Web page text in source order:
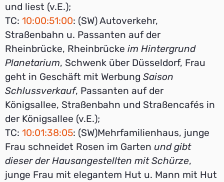
und liest (v.E.);
TC: 10:00:51:00: (SW) Autoverkehr,
Straßenbahn u. Passanten auf der
Rheinbrücke, Rheinbrücke im Hintergrund
Planetarium, Schwenk über Düsseldorf, Frau
geht in Geschäft mit Werbung Saison
Schlussverkauf, Passanten auf der
Königsallee, Straßenbahn und Straßencafés in
der Königsallee (v.E.);
TC: 10:01:38:05: (SW)Mehrfamilienhaus, junge
Frau schneidet Rosen im Garten und gibt
dieser der Hausangestellten mit Schürze,
junge Frau mit elegantem Hut u. Mann mit Hut